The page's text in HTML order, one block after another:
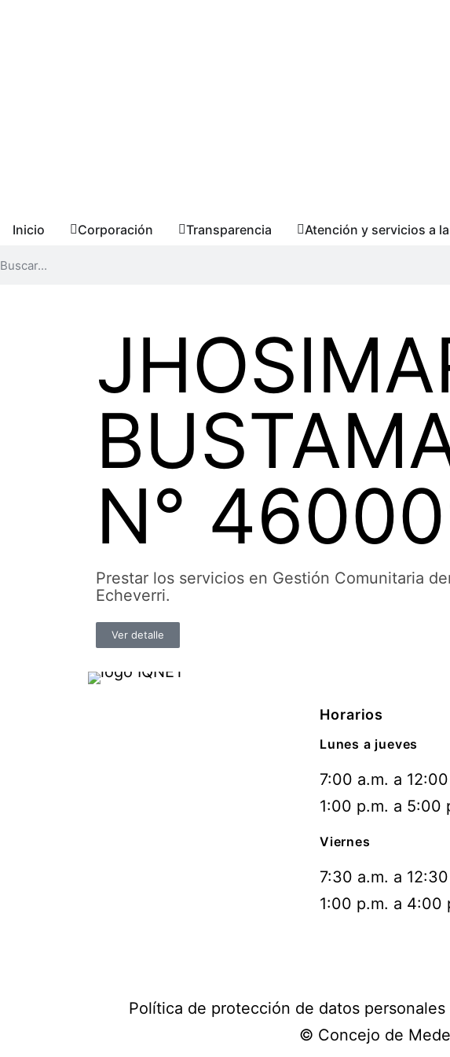
Inicio Corporación Transparencia Atención y servicios a
N°
Prestar los servicios en Gestión Comunitaria
Echeverri.
Ver detalle
Horarios
Lunes a jueves
7:00 a.m. a
1:00 p.m. a 5:00
Viernes
7:30 a.m. a
1:00 p.m. a 4:00
Política de protección de datos personales
© Concejo de